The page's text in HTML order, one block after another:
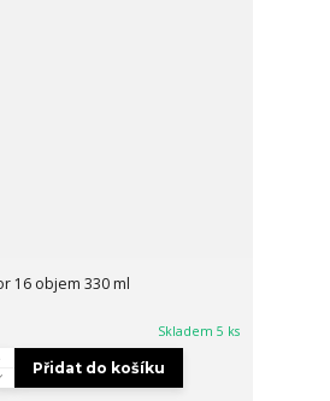
16 objem 330 ml
Skladem 5 ks
Přidat do košíku